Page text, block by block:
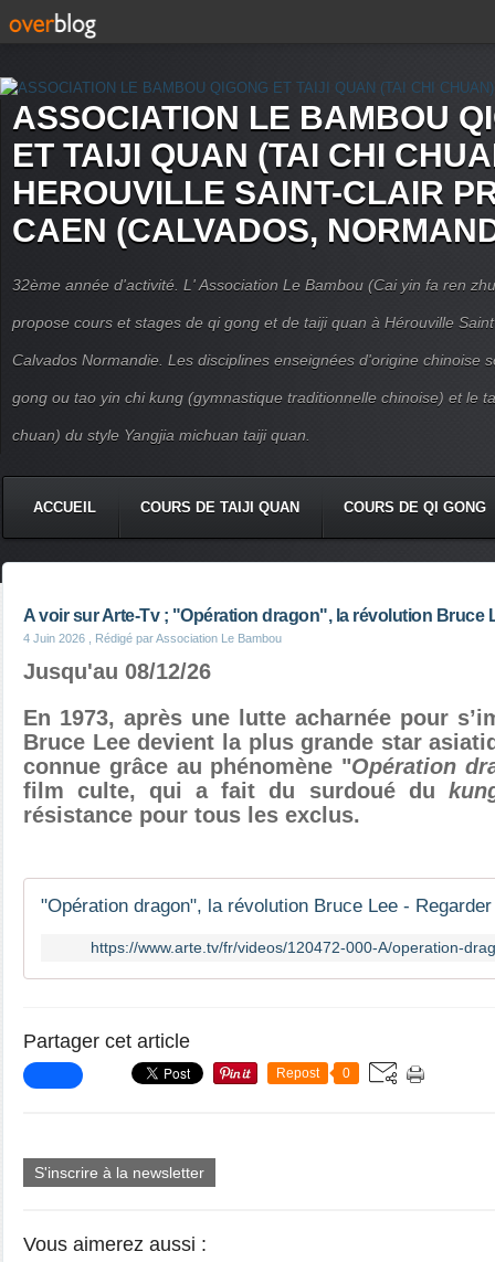
ASSOCIATION LE BAMBOU
ET TAIJI QUAN (TAI CHI
HEROUVILLE SAINT-CLAIR
CAEN (CALVADOS,
32ème année d'activité. L' Association Le Bambou (Cai yin fa ren
propose cours et stages de qi gong et de taiji quan à Hérouville
Calvados Normandie. Les disciplines enseignées d'origine chinoise
gong ou tao yin chi kung (gymnastique traditionnelle chinoise) et le
chuan) du style Yangjia michuan taiji quan.
ACCUEIL COURS DE TAIJI QUAN COURS DE QI GONG
A voir sur Arte-Tv ; "Opération dragon", la révolution Bruce
4 Juin 2026 , Rédigé par Association Le Bambou
Jusqu'au 08/12/26
En 1973, après une lutte acharnée pour
Bruce Leedevient la plus grande star
connue grâce au phénomène "Opération
film culte, qui a fait du surdoué du
résistance pour tous les exclus.
https://www.arte.tv/fr/videos/120472-000-A/operation-
Partager cet article
Repost 0
S'inscrire à la newsletter
Vous aimerez aussi :